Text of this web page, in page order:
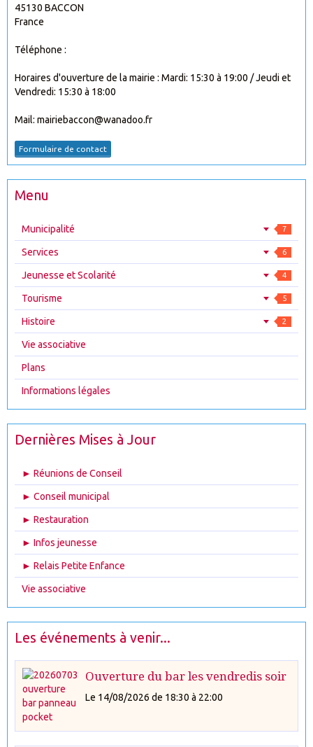
45130 BACCON
France
Téléphone :
Horaires d'ouverture de la mairie : Mardi: 15:30 à 19:00 / Jeudi et
Vendredi: 15:30 à 18:00
Mail: mairiebaccon@wanadoo.fr
Formulaire de contact
Menu
Municipalité 7
Services 6
Jeunesse et Scolarité 4
Tourisme 5
Histoire 2
Vie associative
Plans
Informations légales
Dernières Mises à Jour
► Réunions de Conseil
► Conseil municipal
► Restauration
► Infos jeunesse
► Relais Petite Enfance
Vie associative
Les événements à venir...
Ouverture du bar les vendredis soir
Le 14/08/2026 de 18:30 à 22:00